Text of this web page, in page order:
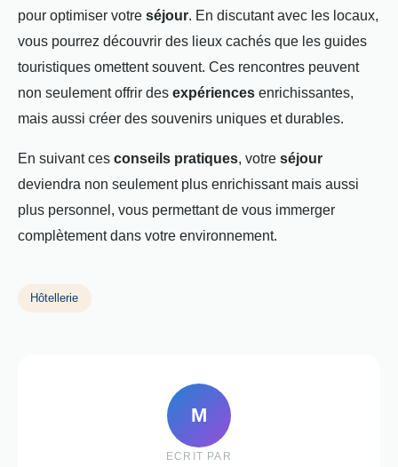
pour optimiser votre séjour. En discutant avec les locaux,
vous pourrez découvrir des lieux cachés que les guides
touristiques omettent souvent. Ces rencontres peuvent
non seulement offrir des expériences enrichissantes,
mais aussi créer des souvenirs uniques et durables.
En suivant ces conseils pratiques, votre séjour
deviendra non seulement plus enrichissant mais aussi
plus personnel, vous permettant de vous immerger
complètement dans votre environnement.
Hôtellerie
M
ECRIT PAR